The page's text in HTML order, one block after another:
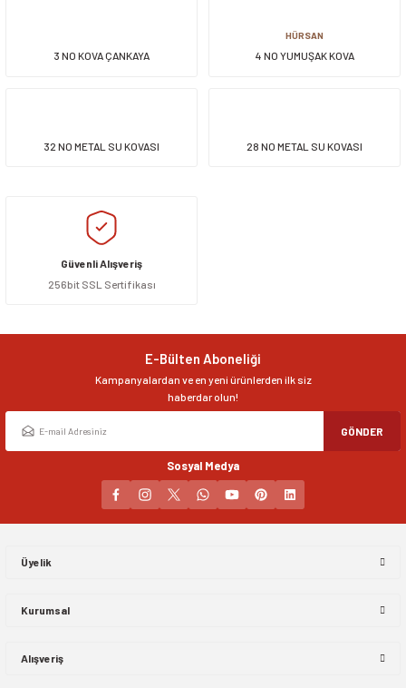
3 NO KOVA ÇANKAYA
HÜRSAN
4 NO YUMUŞAK KOVA
32 NO METAL SU KOVASI 28 NO METAL SU KOVASI
Güvenli Alışveriş
256bit SSL Sertifikası
E-Bülten Aboneliği
Kampanyalardan ve en yeni ürünlerden ilk siz
haberdar olun!
GÖNDER
Sosyal Medya
Üyelik
Kurumsal
Alışveriş